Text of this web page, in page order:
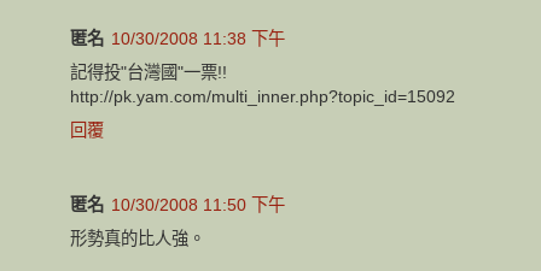
匿名 10/30/2008 11:38 下午
記得投"台灣國"一票!!
http://pk.yam.com/multi_inner.php?topic_id=15092
回覆
匿名 10/30/2008 11:50 下午
形勢真的比人強。